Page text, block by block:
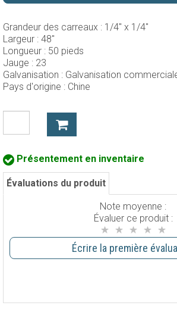
Grandeur des carreaux : 1/4" x 1/4"
Largeur : 48"
Longueur : 50 pieds
Jauge : 23
Galvanisation : Galvanisation
Pays d'origine : Chine
Présentement en inventaire
Évaluations du produit
Note moyenne :
Évaluer ce produit :
Écrire la première